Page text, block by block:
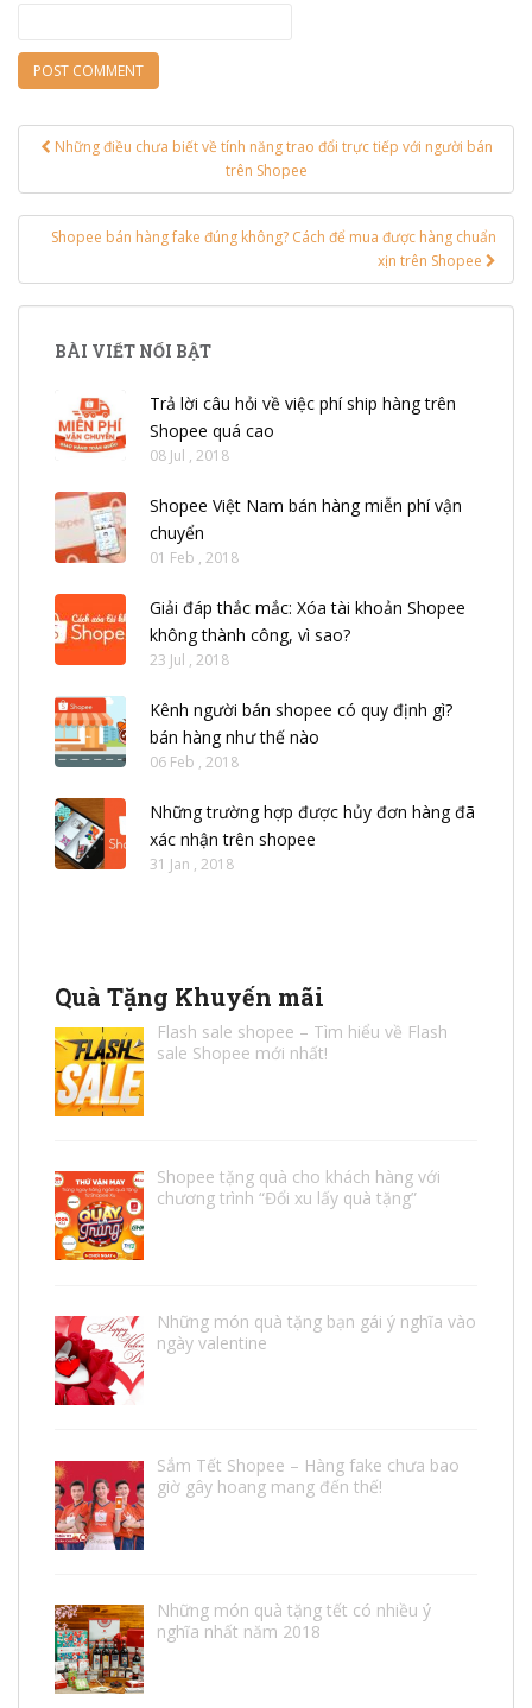
Post navigation
Những điều chưa biết về tính năng trao đổi trực tiếp với người bán
trên Shopee
Shopee bán hàng fake đúng không? Cách để mua được hàng chuẩn
xịn trên Shopee
BÀI VIẾT NỔI BẬT
Trả lời câu hỏi về việc phí ship hàng trên
Shopee quá cao
08 Jul , 2018
Shopee Việt Nam bán hàng miễn phí vận
chuyển
01 Feb , 2018
Giải đáp thắc mắc: Xóa tài khoản Shopee
không thành công, vì sao?
23 Jul , 2018
Kênh người bán shopee có quy định gì?
bán hàng như thế nào
06 Feb , 2018
Những trường hợp được hủy đơn hàng đã
xác nhận trên shopee
31 Jan , 2018
Quà Tặng Khuyến mãi
Flash sale shopee – Tìm hiểu về Flash
sale Shopee mới nhất!
Shopee tặng quà cho khách hàng với
chương trình “Đổi xu lấy quà tặng”
Những món quà tặng bạn gái ý nghĩa vào
ngày valentine
Sắm Tết Shopee – Hàng fake chưa bao
giờ gây hoang mang đến thế!
Những món quà tặng tết có nhiều ý
nghĩa nhất năm 2018